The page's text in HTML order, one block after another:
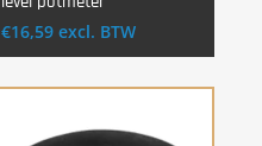
€16,59 excl. BTW